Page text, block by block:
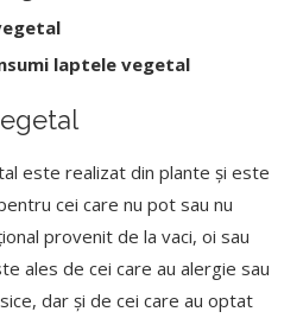
laptele vegetal
este realizat din plante și este
cei care nu pot sau nu
provenit de la vaci, oi sau
ales de cei care au alergie sau
dar și de cei care au optat